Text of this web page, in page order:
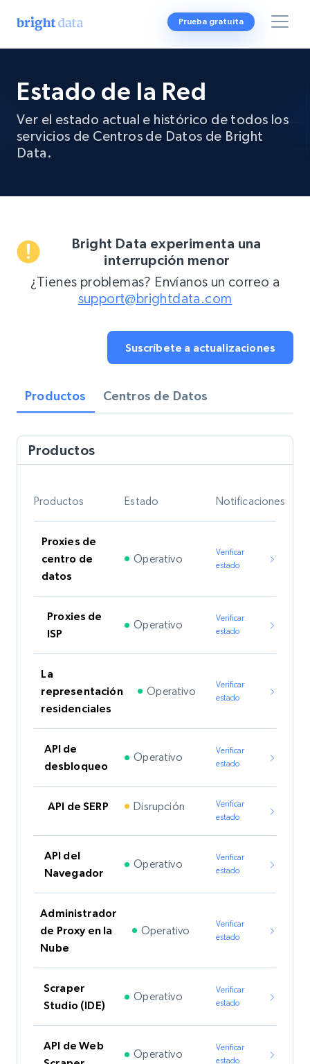
Prueba gratuita
Estado de la Red
Ver el estado actual e histórico de todos los
servicios de Centros de Datos de Bright
Data.
Bright Data experimenta una
interrupción menor
¿Tienes problemas? Envíanos un correo a
support@brightdata.com
Suscríbete a actualizaciones
Productos Centros de Datos
Productos
Productos Estado Notificaciones
Proxies de
centro de
datos
Operativo
Verificar
estado
Proxies de
ISP
Operativo
Verificar
estado
La
representación
residenciales
Operativo
Verificar
estado
API de
desbloqueo
Operativo
Verificar
estado
API de SERP Disrupción
Verificar
estado
API del
Navegador
Operativo
Verificar
estado
Administrador
de Proxy en la
Nube
Operativo
Verificar
estado
Scraper
Studio (IDE)
Operativo
Verificar
estado
API de Web
Operativo
Verificar
estado